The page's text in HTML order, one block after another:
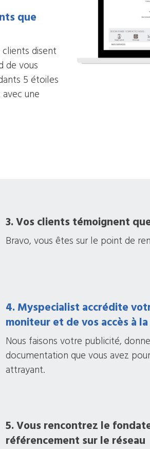
que
disent
de vous
5 étoiles
une
3. Vos clients témoignent
Bravo, vous êtes sur le point de
4. Myspecialist accrédite
moniteur et de vos accès à
Nous faisons votre publicité,
documentation que vous avez
attrayant.
5. Vous rencontrez le
référencement sur le réseau